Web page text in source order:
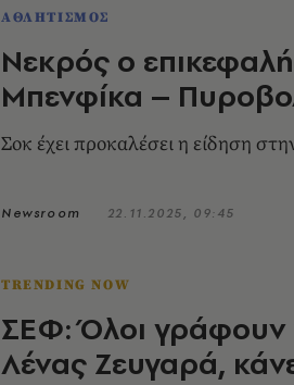
ΑΘΛΗΤΙΣΜΟΣ
Νεκρός ο
Μπενφίκα –
Σοκ έχει προκαλέσει η είδηση
Newsroom 22.11.2025, 09:45
TRENDING NOW
ΣΕΦ: Όλοι γράφουν
Λένας Ζευγαρά,